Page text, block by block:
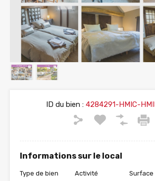
ID du bien : 4284291-HMIC-
Informations sur le local
Type de bien Activité Surface